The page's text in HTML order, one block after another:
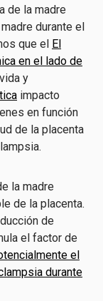
de la madre
durante el
que el El
en el lado de
y
impacto
en función
de la placenta
la madre
de la placenta.
de
el factor de
el
durante